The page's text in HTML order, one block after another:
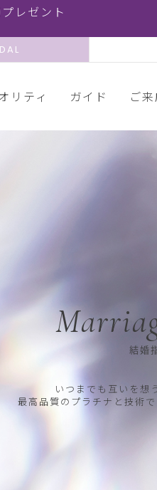
レゼント
リティ ガイド ご
結婚
いつまでも互いを想
最高品質のプラチナと技術